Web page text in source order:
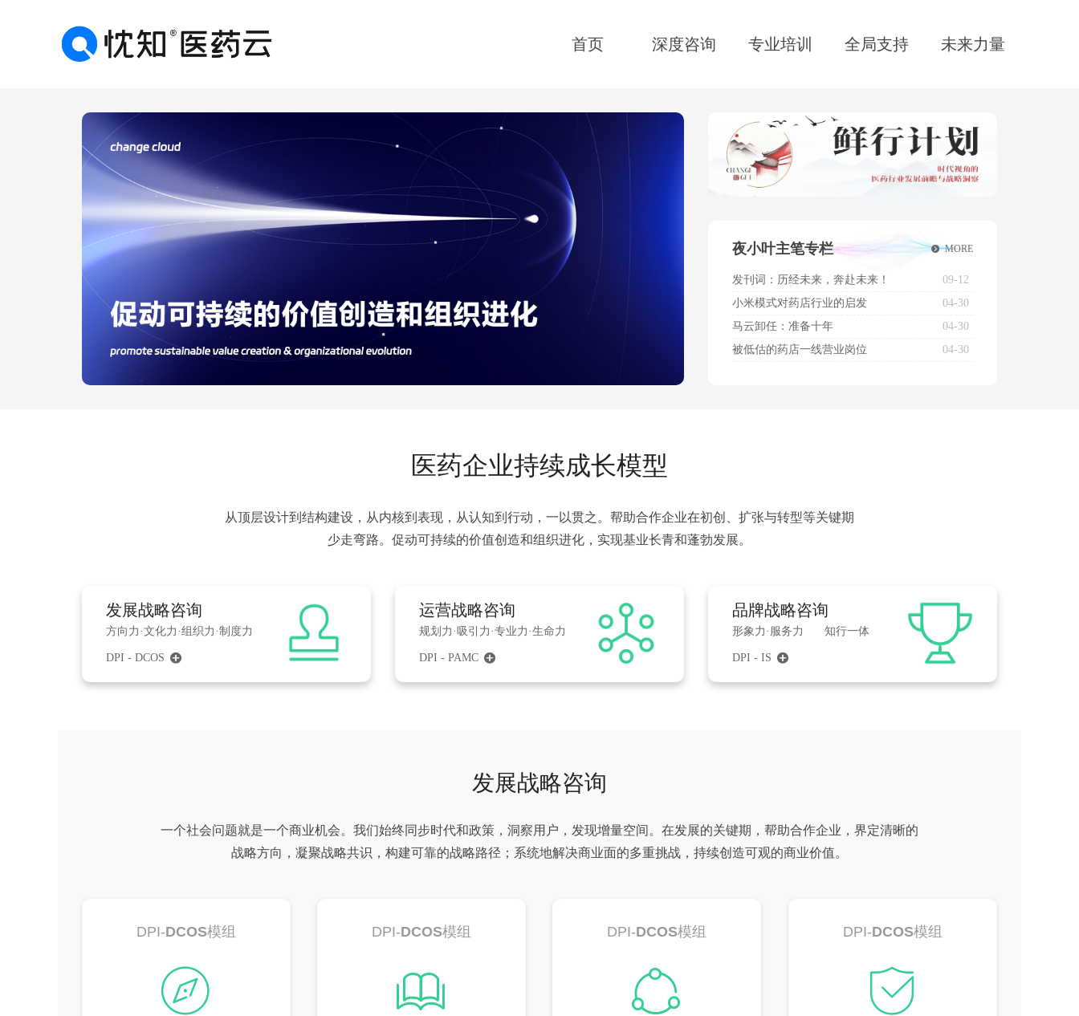
首页 深度咨询 专业培训 全局支持 未来力量
医药企业持续成长模型
发展战略咨询
方向力·文化力·组织力·制度力
DPI - DCOS 끴
从顶层设计到结构建设，从内核到表现，从认知到行动，一以贯之。帮助合作企业在初创、扩张与转型等关键期
​​少走弯路。促动可持续的价值创造和组织进化，实现基业长青和蓬勃发展。
运营战略咨询
规划力·吸引力·专业力·生命力
DPI - PAMC 끴
品牌战略咨询
形象力·服务力
DPI - IS 끴
知行一体
发展战略咨询
一个社会问题就是一个商业机会。我们始终同步时代和政策，洞察用户，发现增量空间。在发展的关键期，帮助合作企业 ，界定清晰的
战略方向，凝聚战略共识，构建可靠的战略路径；系统地解决商业面的多重挑战，持续创造可观的商业价值。
DPI-DCOS模组
ꁀ
DPI-DCOS模组
ꁡ
DPI-DCOS模组
ꁢ
DPI-DCOS模组
ꀳ
09-12
发刊词：历经未来，奔赴未来！
04-30
小米模式对药店行业的启发
04-30
马云卸任：准备十年
04-30
被低估的药店一线营业岗位
夜小叶主笔专栏 뀹 MORE